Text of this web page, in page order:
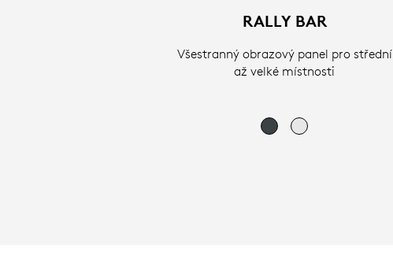
RALLY BAR
Všestranný obrazový panel pro střední
až velké místnosti